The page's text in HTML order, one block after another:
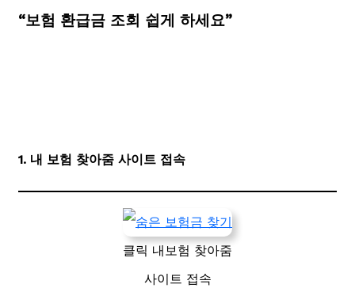
“보험 환급금 조회 쉽게 하세요”
1. 내 보험 찾아줌 사이트 접속
클릭 내보험 찾아줌
사이트 접속